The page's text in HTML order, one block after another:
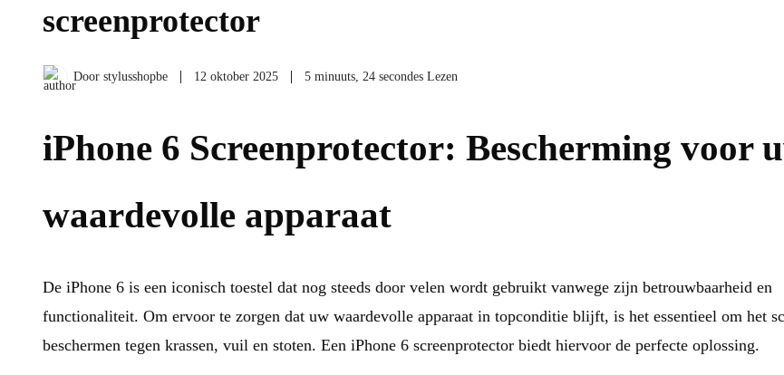
screenprotector
Door stylusshopbe 12 oktober 2025 5 minuuts, 24 secondes Lezen
iPhone 6 Screenprotector: Bescherming voor
waardevolle apparaat
De iPhone 6 is een iconisch toestel dat nog steeds door velen wordt gebruikt vanwege zijn betrouwbaarheid en
functionaliteit. Om ervoor te zorgen dat uw waardevolle apparaat in topconditie blijft, is het essentieel om het
beschermen tegen krassen, vuil en stoten. Een iPhone 6 screenprotector biedt hiervoor de perfecte oplossing.